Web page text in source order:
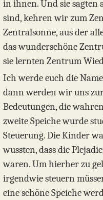
in ihnen. Und sie
sind, kehren wir zum
Zentralsonne, aus der
das wunderschöne
sie lernten Zentrum
Ich werde euch die
dann werden wir uns
Bedeutungen, die
zweite Speiche wurde
Steuerung. Die Kinder
wussten, dass die
waren. Um hierher zu
irgendwie steuern
eine schöne Speiche